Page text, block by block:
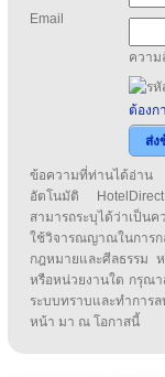
Email
ความ
ต้องก
ส่ง
ข้อความที่ท่านได้อ่าน
อัตโนมัติ
สามารถระบุได้ว่าเป็น
ใช้วิจารณญาณในกา
กฎหมายและศีลธรรม
หรือหน่วยงานใด กรุณา
ระบบทราบและทำกา
หน้า มา ณ โอกาสนี้